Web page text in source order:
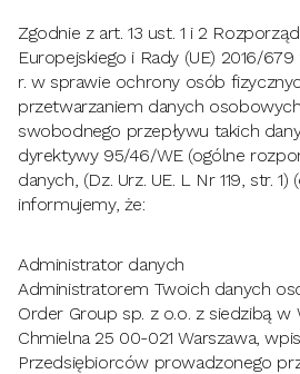
Zgodnie z art. 13 ust. 1 i 2
Europejskiego i Rady (UE) 2016/
r. w sprawie ochrony osób
przetwarzaniem danych
swobodnego przepływu takich
dyrektywy 95/46/WE (ogólne
danych, (Dz. Urz. UE. L Nr 119, str. 1)
informujemy, że:
Administrator danych
Administratorem Twoich danych
Order Group sp. z o.o. z siedzibą w
Chmielna 25 00-021 Warszawa,
Przedsiębiorców prowadzonego